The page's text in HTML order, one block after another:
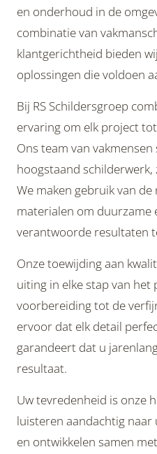
en onderhoud in de
combinatie van
klantgerichtheid bieden
oplossingen die voldoen
Bij RS Schildersgroep
ervaring om elk project
Ons team van
hoogstaand
We maken gebruik van
materialen om duurzame
verantwoorde resultaten
Onze toewijding aan
uiting in elke stap van het
voorbereiding tot de
ervoor dat elk detail
garandeert dat u
resultaat.
Uw tevredenheid is onze
luisteren aandachtig naar
en ontwikkelen samen